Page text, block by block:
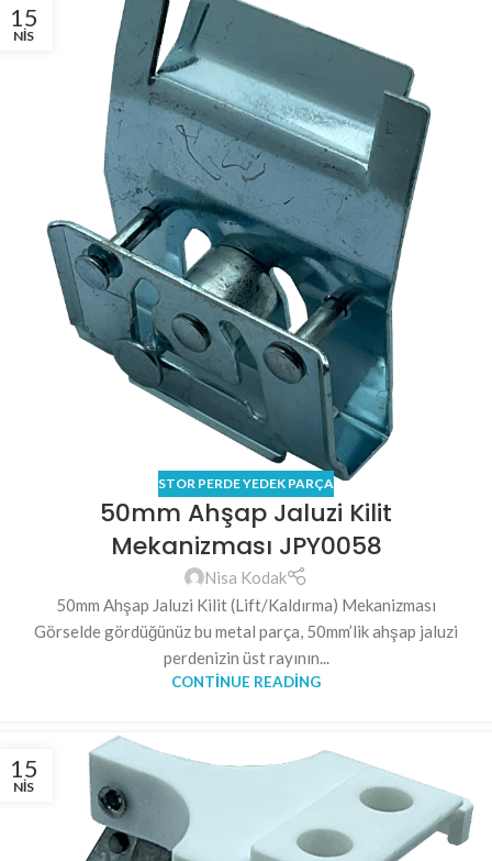
15
NIS
STOR PERDE YEDEK PARÇA
50mm Ahşap Jaluzi Kilit
Mekanizması JPY0058
Nisa Kodak
50mm Ahşap Jaluzi Kilit (Lift/Kaldırma) Mekanizması
Görselde gördüğünüz bu metal parça, 50mm’lik ahşap jaluzi
perdenizin üst rayının...
CONTINUE READING
15
NIS